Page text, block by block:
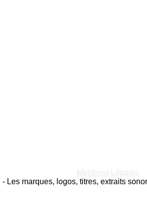
- Les marques, logos, titres, extraits